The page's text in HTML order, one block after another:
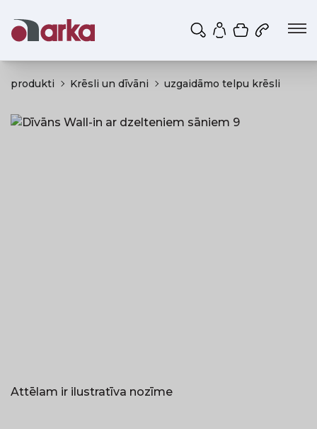
Mans profils
Iepirkumu
produkti Krēsli un dīvāni uzgaidāmo telpu krēsli
Attēlam ir ilustratīva nozīme